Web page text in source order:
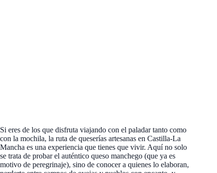
Si eres de los que disfruta viajando con el paladar tanto como
con la mochila, la ruta de queserías artesanas en Castilla-La
Mancha es una experiencia que tienes que vivir. Aquí no solo
se trata de probar el auténtico queso manchego (que ya es
motivo de peregrinaje), sino de conocer a quienes lo elaboran,